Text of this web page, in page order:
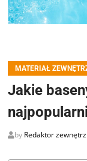
MATERIAŁ
Jakie
by Redaktor